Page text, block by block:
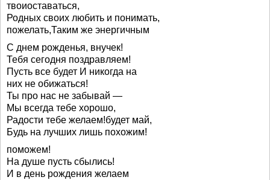
твоиоставаться,
Родных своих любить и понимать,
пожелать,Таким же энергичным
С днем рожденья, внучек!
Тебя сегодня поздравляем!
Пусть все будет И никогда на
них не обижаться!
Ты про нас не забывай —
Мы всегда тебе хорошо,
Радости тебе желаем!будет май,
Будь на лучших лишь похожим!
поможем!
На душе пусть сбылись!
И в день рождения желаем